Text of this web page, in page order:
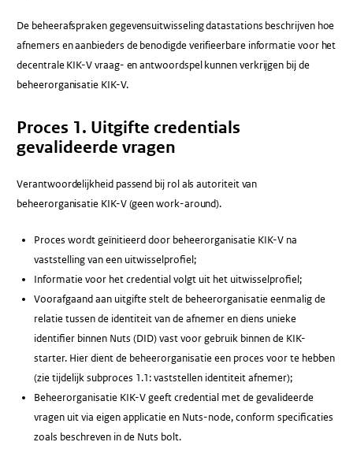
De beheerafspraken gegevensuitwisseling datastations beschrijven hoe
afnemers en aanbieders de benodigde verifieerbare informatie voor het
decentrale KIK-V vraag- en antwoordspel kunnen verkrijgen bij de
beheerorganisatie KIK-V.
Proces 1. Uitgifte credentials
gevalideerde vragen
Verantwoordelijkheid passend bij rol als autoriteit van
beheerorganisatie KIK-V (geen work-around).
Proces wordt geïnitieerd door beheerorganisatie KIK-V na
vaststelling van een uitwisselprofiel;
Informatie voor het credential volgt uit het uitwisselprofiel;
Voorafgaand aan uitgifte stelt de beheerorganisatie eenmalig de
relatie tussen de identiteit van de afnemer en diens unieke
identifier binnen Nuts (DID) vast voor gebruik binnen de KIK-
starter. Hier dient de beheerorganisatie een proces voor te hebben
(zie tijdelijk subproces 1.1: vaststellen identiteit afnemer);
Beheerorganisatie KIK-V geeft credential met de gevalideerde
vragen uit via eigen applicatie en Nuts-node, conform specificaties
zoals beschreven in de Nuts bolt.